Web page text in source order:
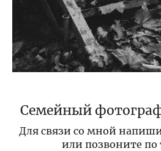
Семейный
Для связи со мной
или позвоните по